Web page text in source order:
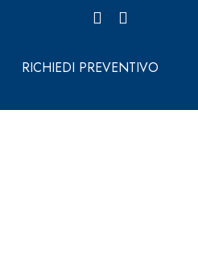
RICHIEDI PREVENTIVO